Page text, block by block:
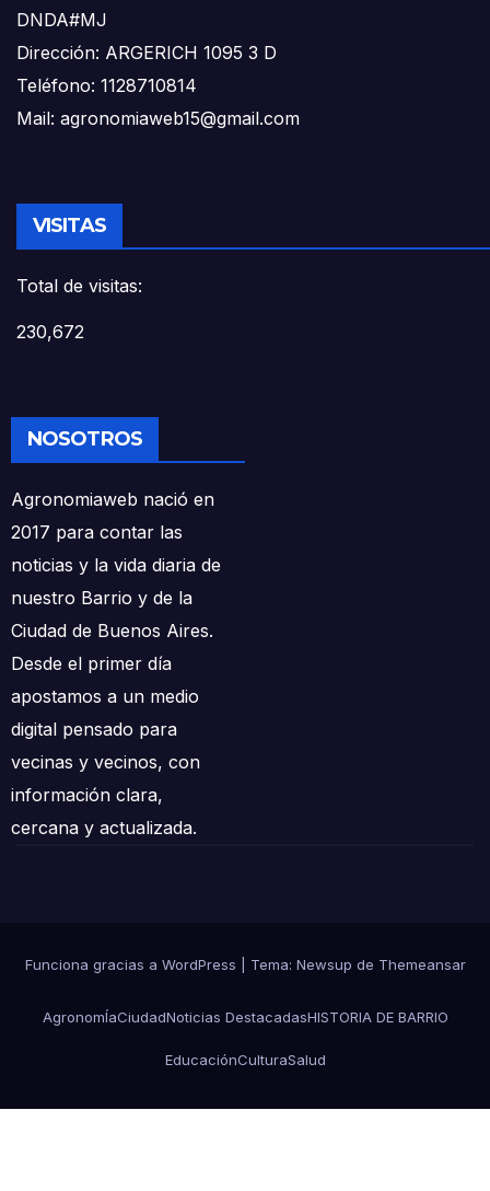
DNDA#MJ
Dirección: ARGERICH 1095 3 D
Teléfono: 1128710814
Mail: agronomiaweb15@gmail.com
VISITAS
Total de visitas:
230,672
NOSOTROS
Agronomiaweb nació en
2017 para contar las
noticias y la vida diaria de
nuestro Barrio y de la
Ciudad de Buenos Aires.
Desde el primer día
apostamos a un medio
digital pensado para
vecinas y vecinos, con
información clara,
cercana y actualizada.
Funciona gracias a WordPress Tema: Newsup de Themeansar
AgronomÍaCiudadNoticias DestacadasHISTORIA DE BARRIO
EducaciónCulturaSalud